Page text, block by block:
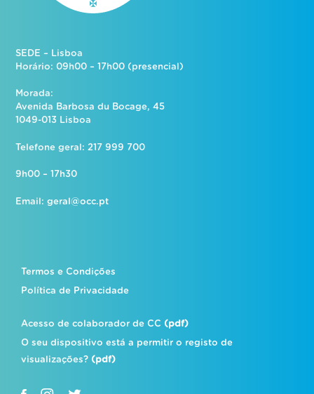
SEDE – Lisboa
Horário: 09h00 – 17h00 (presencial)
Morada:
Avenida Barbosa du Bocage, 45
1049-013 Lisboa
Telefone geral: 217 999 700
9h00 – 17h30
Email:geral@occ.pt
Termos e Condições
Política de Privacidade
Acesso de colaborador de CC(pdf)
O seu dispositivo está a permitir o registo de
visualizações?(pdf)